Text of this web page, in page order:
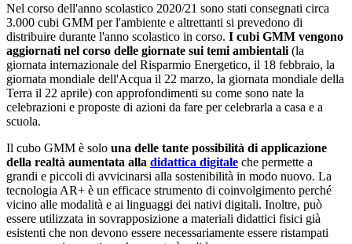
Nel corso dell'anno scolastico 2020/21 sono stati consegnati circa
3.000 cubi GMM per l'ambiente e altrettanti si prevedono di
distribuire durante l'anno scolastico in corso. I cubi GMM vengono
aggiornati nel corso delle giornate sui temi ambientali (la
giornata internazionale del Risparmio Energetico, il 18 febbraio, la
giornata mondiale dell'Acqua il 22 marzo, la giornata mondiale della
Terra il 22 aprile) con approfondimenti su come sono nate la
celebrazioni e proposte di azioni da fare per celebrarla a casa e a
scuola.
Il cubo GMM è solo una delle tante possibilità di applicazione
della realtà aumentata alla didattica digitale che permette a
grandi e piccoli di avvicinarsi alla sostenibilità in modo nuovo. La
tecnologia AR+ è un efficace strumento di coinvolgimento perché
vicino alle modalità e ai linguaggi dei nativi digitali. Inoltre, può
essere utilizzata in sovrapposizione a materiali didattici fisici già
esistenti che non devono essere necessariamente essere ristampati